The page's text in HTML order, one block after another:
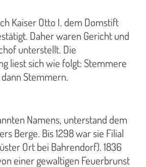
Kaiser Otto I. dem Domstift
Daher waren Gericht und
unterstellt. Die
liest sich wie folgt: Stemmere
dann Stemmern.
Namens, unterstand dem
Berge. Bis 1298 war sie Filial
Ort bei Bahrendorf). 1836
einer gewaltigen Feuerbrunst